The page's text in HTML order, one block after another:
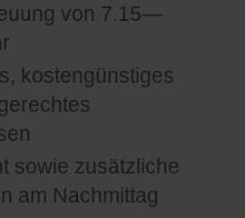
von 7.15—
kostengünstiges
sowie zusätzliche
am Nachmittag